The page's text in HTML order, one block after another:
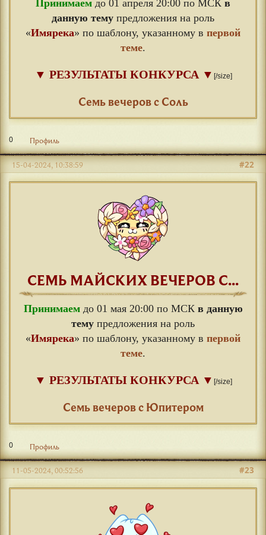
Принимаем до 01 апреля 20:00 по МСК в
данную тему предложения на роль
«Имярека» по шаблону, указанному в первой
теме.
▼ РЕЗУЛЬТАТЫ КОНКУРСА ▼ [/size]
Семь вечеров с Соль
0 Профиль
#22
15-04-2024, 10:38:59
СЕМЬ МАЙСКИХ ВЕЧЕРОВ С...
Принимаемдо 01 мая 20:00 по МСК в данную
тему предложения на роль
«Имярека» по шаблону, указанному в первой
теме.
▼ РЕЗУЛЬТАТЫ КОНКУРСА ▼ [/size]
Семь вечеров с Юпитером
0 Профиль
#23
11-05-2024, 00:52:56